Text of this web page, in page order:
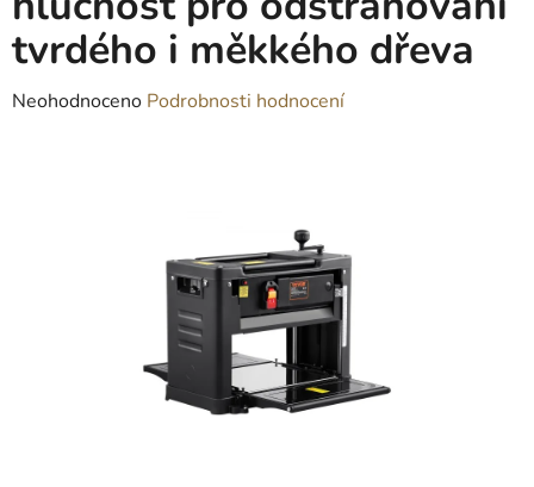
tvrdého i měkkého dřeva
Průměrné
Neohodnoceno Podrobnosti hodnocení